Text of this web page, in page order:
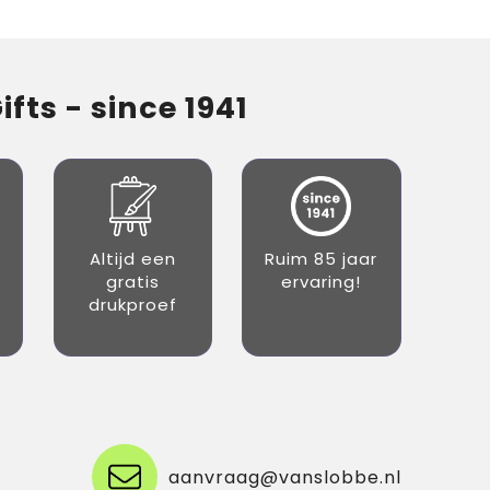
- since 1941
Altijd een
gratis
drukproef
Ruim 85 jaar
ervaring!
aanvraag@vanslobbe.nl